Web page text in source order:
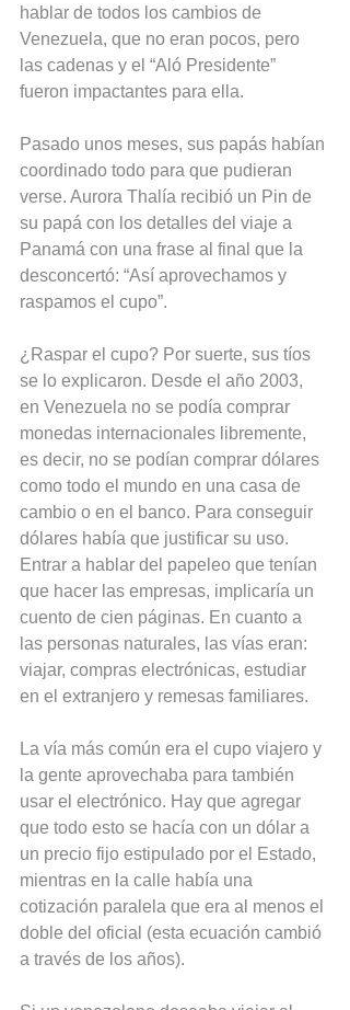
hablar de todos los cambios de
Venezuela, que no eran pocos, pero
las cadenas y el “Aló Presidente”
fueron impactantes para ella.
Pasado unos meses, sus papás habían
coordinado todo para que pudieran
verse. Aurora Thalía recibió un Pin de
su papá con los detalles del viaje a
Panamá con una frase al final que la
desconcertó: “Así aprovechamos y
raspamos el cupo”.
¿Raspar el cupo? Por suerte, sus tíos
se lo explicaron. Desde el año 2003,
en Venezuela no se podía comprar
monedas internacionales libremente,
es decir, no se podían comprar dólares
como todo el mundo en una casa de
cambio o en el banco. Para conseguir
dólares había que justificar su uso.
Entrar a hablar del papeleo que tenían
que hacer las empresas, implicaría un
cuento de cien páginas. En cuanto a
las personas naturales, las vías eran:
viajar, compras electrónicas, estudiar
en el extranjero y remesas familiares.
La vía más común era el cupo viajero y
la gente aprovechaba para también
usar el electrónico. Hay que agregar
que todo esto se hacía con un dólar a
un precio fijo estipulado por el Estado,
mientras en la calle había una
cotización paralela que era al menos el
doble del oficial (esta ecuación cambió
a través de los años).